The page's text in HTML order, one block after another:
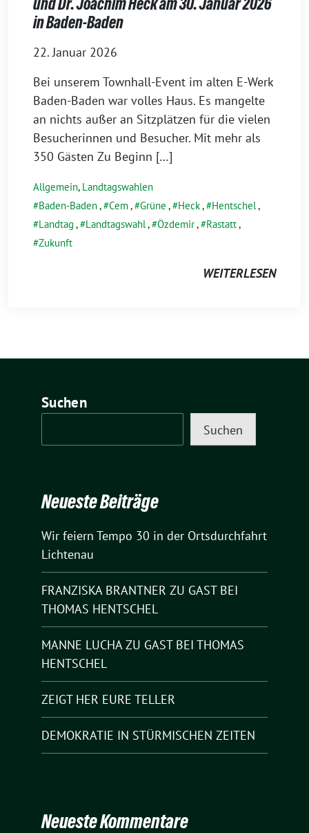
in Baden-Baden
22. Januar 2026
Bei unserem Townhall-Event im alten E-Werk
Baden-Baden war volles Haus. Es mangelte
an nichts außer an Sitzplätzen für die vielen
Besucherinnen und Besucher. Mit mehr als
350 Gästen Zu Beginn […]
Allgemein, Landtagswahlen
Baden-Baden, Cem, Grüne , Heck, Hentschel ,
Landtag , Landtagswahl , Özdemir, Rastatt,
Zukunft
WEITERLESEN
Suchen
Suchen
Neueste Beiträge
Wir feiern Tempo 30 in der Ortsdurchfahrt
Lichtenau
FRANZISKA BRANTNER ZU GAST BEI
THOMAS HENTSCHEL
MANNE LUCHA ZU GAST BEI THOMAS
HENTSCHEL
ZEIGT HER EURE TELLER
DEMOKRATIE IN STÜRMISCHEN ZEITEN
Neueste Kommentare